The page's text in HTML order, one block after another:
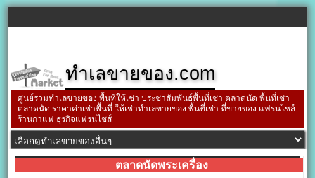
ทำเลขายของ.com
ศูนย์รวมทำเลขายของ พื้นที่ให้เช่า ประชาสัมพันธ์พื้นที่เช่า ตลาดนัด พื้นที่เช่า
ตลาดนัด ราคาค่าเช่าพื้นที่ ให้เช่าทำเลขายของ พื้นที่เช่า ที่ขายของ แฟรนไชส์
ร้านกาแฟ ธุรกิจแฟรนไชส์
ตลาดนัดพระเครื่อง